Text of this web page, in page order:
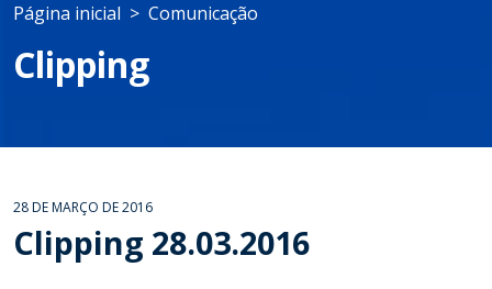
Página inicial Comunicação
Clipping
28 DE MARÇO DE 2016
Clipping 28.03.2016